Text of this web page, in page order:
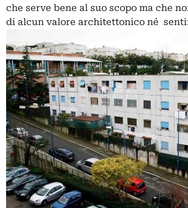
che serve bene al suo scopo ma che
di alcun valore architettonico né